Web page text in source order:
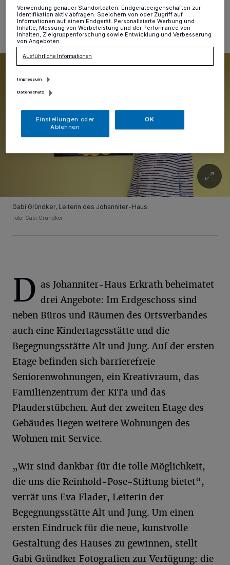
03.06.2024 , 16:17 Uhr Eine Minute Lesezeit
Gabi Gründker, Leiterin des Johanniter-Haus.
Foto: Gabi Gründker
D as Johanniter-Haus Erkrath beheimatet
drei Angebote: Im Erdgeschoss sind
neben Büros und Räumen des Ortsverbandes
auch eine Kindertagesstätte und die
Begegnungsstätte Alt und Jung. Auf der ersten
Etage befinden sich barrierefreie
Seniorenwohnungen, ein Kreativraum, das
Familienzentrum der KiTa und das
Plauderstübchen. Auf der zweiten Etage des
Gebäudes liegen weitere Wohnungen des
Wohnen mit Service.
„Wir sind dankbar für die tolle Möglichkeit,
die uns die Reinhold-Pose-Stiftung bietet“,
verrät uns Eva Flader, Leiterin der
Begegnungsstätte Alt und Jung. Um einen
ersten Eindruck für die neue, kunstvolle
Gestaltung des Hauses zu gewinnen, stellt
Gabi Gründker Fotografien zur Verfügung: die
Verwendung genauer Standortdaten. Endgeräteeigenschaften zur
Identifikation aktiv abfragen. Speichern von oder Zugriff auf
Informationen auf einem Endgerät. Personalisierte Werbung und
Inhalte, Messung von Werbeleistung und der Performance von
Inhalten, Zielgruppenforschung sowie Entwicklung und Verbesserung
von Angeboten.
Ausführliche Informationen
Impressum
Datenschutz
Einstellungen oder
Ablehnen
OK